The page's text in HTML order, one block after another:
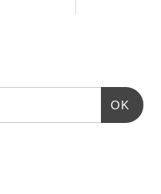
OK